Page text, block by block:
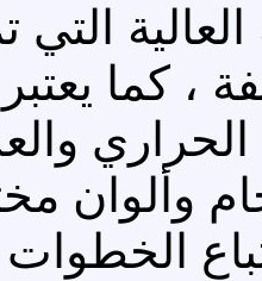
، كما
وألوان
الخطوات